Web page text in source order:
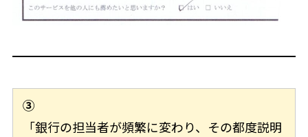
③
「銀行の担当者が頻繁に変わり、その都度説明